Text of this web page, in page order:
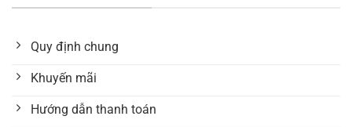
Quy định chung
Khuyến mãi
Hướng dẫn thanh toán